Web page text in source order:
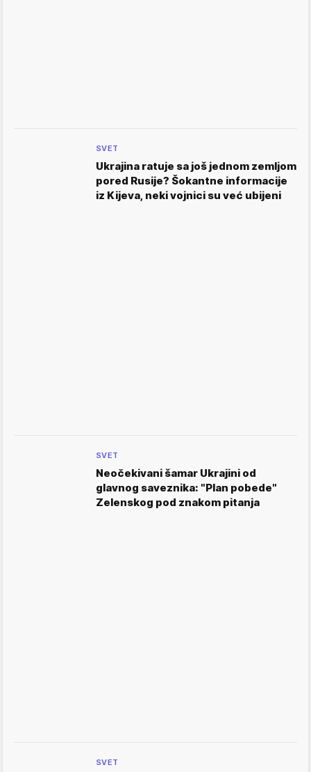
SVET
Ukrajina ratuje sa još jednom zemljom
pored Rusije? Šokantne informacije
iz Kijeva, neki vojnici su već ubijeni
SVET
Neočekivani šamar Ukrajini od
glavnog saveznika: "Plan pobede"
Zelenskog pod znakom pitanja
SVET